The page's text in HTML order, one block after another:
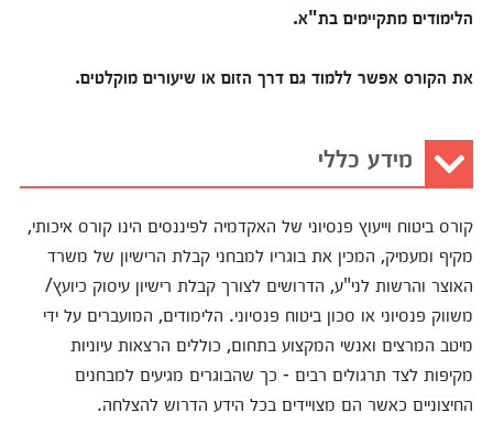
הלימודים מתקיימים בת"א.
את הקורס אפשר ללמוד גם דרך הזום או שיעורים מוקלטים.
מידע כללי
קורס ביטוח וייעוץ פנסיוני של האקדמיה לפיננסים הינו קורס איכותי,
מקיף ומעמיק, המכין את בוגריו למבחני קבלת הרישיון של משרד
האוצר והרשות לני"ע, הדרושים לצורך קבלת רישיון עיסוק כיועץ/
משווק פנסיוני או סכון ביטוח פנסיוני. הלימודים, המועברים על ידי
מיטב המרצים ואנשי המקצוע בתחום, כוללים הרצאות עיוניות
מקיפות לצד תרגולים רבים - כך שהבוגרים מגיעים למבחנים
החיצוניים כאשר הם מצויידים בכל הידע הדרוש להצלחה.